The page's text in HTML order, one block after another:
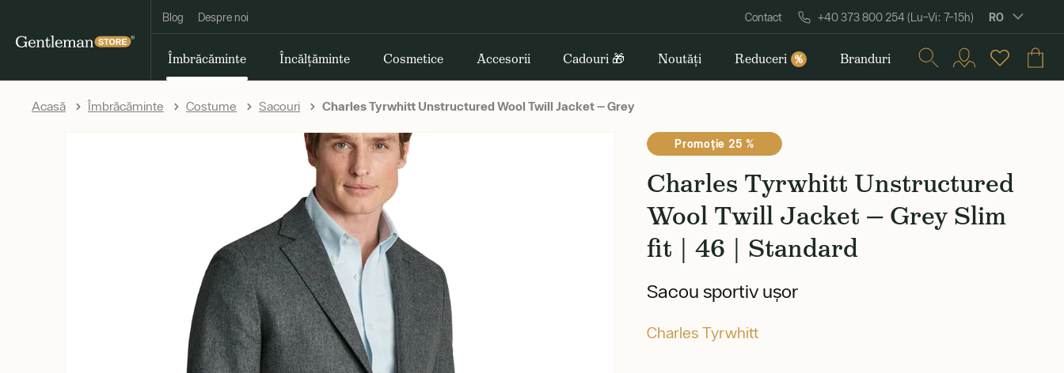
Blog Despre noi Contact +40 373 800 254 (Lu–Vi: 7–15h) RO
Îmbrăcăminte Încălțăminte Cosmetice Accesorii Cadouri 🎁 Noutăți Reduceri % Branduri
Acasă Îmbrăcăminte Costume Sacouri Charles Tyrwhitt Unstructured Wool Twill Jacket — Grey
Promoţie 25 %
Charles Tyrwhitt Unstructured
Wool Twill Jacket — Grey Slim
fit | 46 | Standard
Sacou sportiv ușor
Charles Tyrwhitt